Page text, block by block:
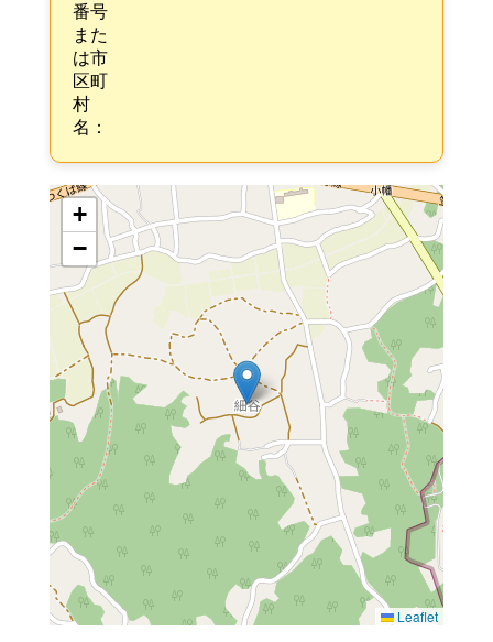
番号
また
は市
区町
村
名：
+
−
Leaflet